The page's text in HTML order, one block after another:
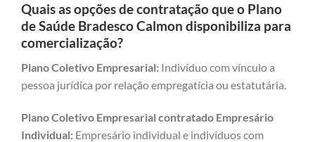
Quais as opções de contratação que o Plano
de Saúde Bradesco Calmon disponibiliza para
comercialização?
Plano Coletivo Empresarial: Indivíduo com vínculo a
pessoa jurídica por relação empregatícia ou estatutária.
Plano Coletivo Empresarial contratado Empresário
Individual: Empresário individual e indivíduos com